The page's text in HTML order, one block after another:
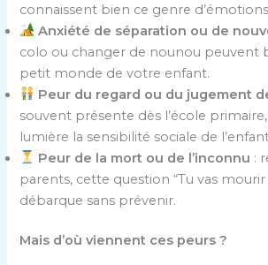
connaissent bien ce genre
Anxiété de séparation ou de
colo ou changer de nounou peuvent
petit monde de votre enfant.
Peur du regard ou du jugement
souvent présente dès l’école
lumière la sensibilité sociale de
Peur de la mort ou de l’inconnu :
parents, cette question “Tu vas mourir
débarque sans prévenir.
Mais d’où viennent ces peurs ?